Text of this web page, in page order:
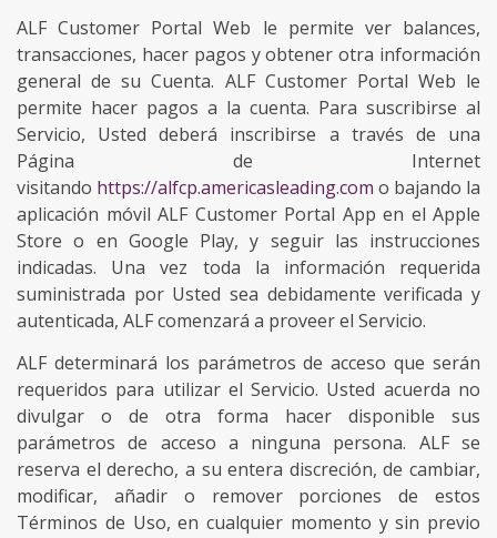
ALF Customer Portal Web le permite ver balances,
transacciones, hacer pagos y obtener otra información
general de su Cuenta. ALF Customer Portal Web le
permite hacer pagos a la cuenta. Para suscribirse al
Servicio, Usted deberá inscribirse a través de una
Página de Internet
visitando https://alfcp.americasleading.com o bajando la
aplicación móvil ALF Customer Portal App en el Apple
Store o en Google Play, y seguir las instrucciones
indicadas. Una vez toda la información requerida
suministrada por Usted sea debidamente verificada y
autenticada, ALF comenzará a proveer el Servicio.
ALF determinará los parámetros de acceso que serán
requeridos para utilizar el Servicio. Usted acuerda no
divulgar o de otra forma hacer disponible sus
parámetros de acceso a ninguna persona. ALF se
reserva el derecho, a su entera discreción, de cambiar,
modificar, añadir o remover porciones de estos
Términos de Uso, en cualquier momento y sin previo